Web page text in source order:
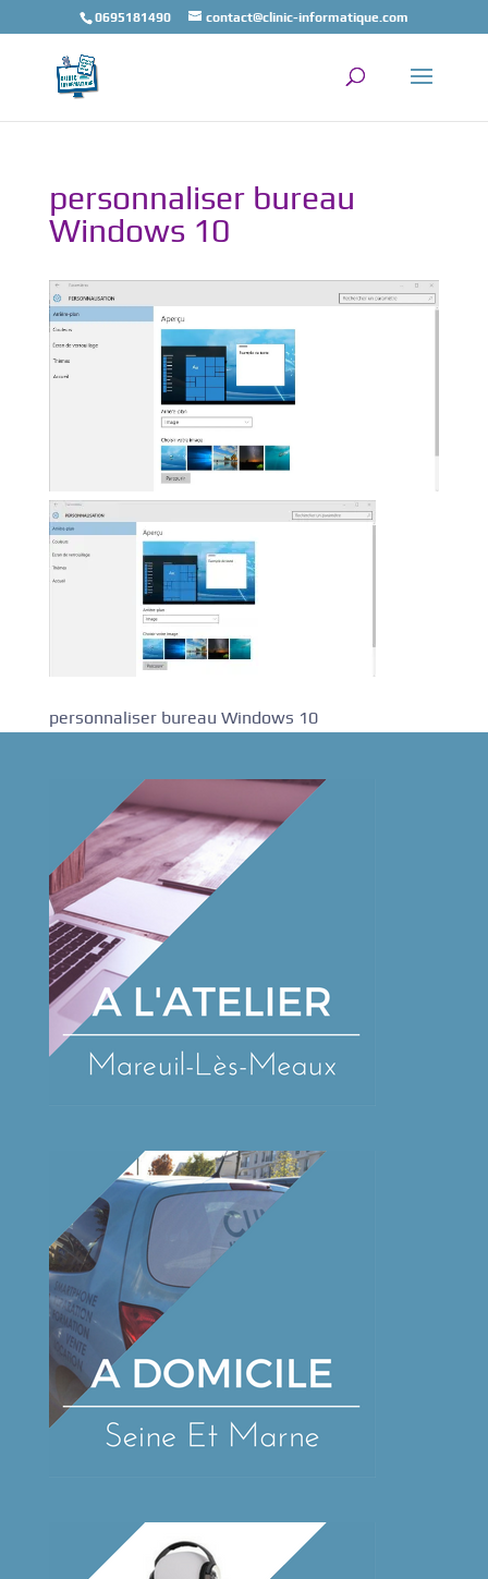
0695181490 contact@clinic-informatique.com
personnaliser bureau
Windows 10
personnaliser bureau Windows 10